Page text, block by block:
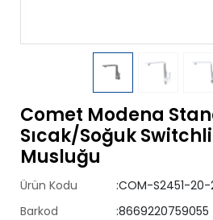
Comet Modena
Sıcak/Soğuk
Musluğu
Ürün Kodu
:COM-S2451-20-
Barkod
:8669220759055